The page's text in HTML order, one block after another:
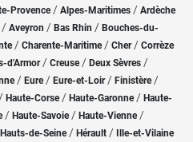
Provence / Alpes-Maritimes / Ardèche
/ Aveyron / Bas Rhin / Bouches-du-
/ Charente-Maritime/ Cher / Corrèze
d'Armor/ Creuse/ Deux Sèvres /
/ Eure/ Eure-et-Loir / Finistère/
/ Haute-Corse/ Haute-Garonne/ Haute-
/ Haute-Savoie/ Haute-Vienne/
Hauts-de-Seine/ Hérault / Ille-et-Vilaine